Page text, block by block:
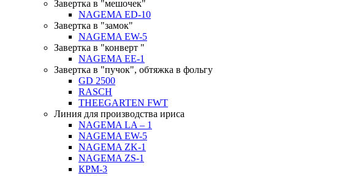
Завертка в "мешочек"
NAGEMA ED-10
Завертка в "замок"
NAGEMA EW-5
Завертка в "конверт "
NAGEMA EE-1
Завертка в "пучок", обтяжка в фольгу
GD 2500
RASCH
THEEGARTEN FWT
Линия для производства ириса
NAGEMA LA – 1
NAGEMA EW-5
NAGEMA ZK-1
NAGEMA ZS-1
КРМ-3